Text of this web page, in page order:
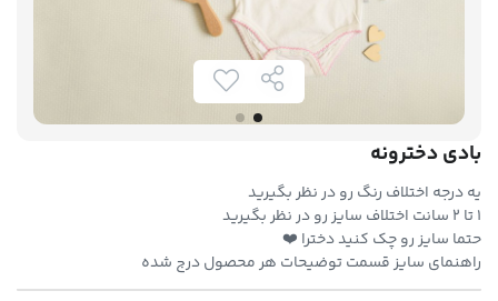
بادی دخترونه
یه درجه اختلاف رنگ رو در نظر بگیرید
۱ تا ۲ سانت اختلاف سایز رو در نظر بگیرید
حتما سایز رو چک کنید دخترا ❤️
راهنمای سایز قسمت توضیحات هر محصول درج شده